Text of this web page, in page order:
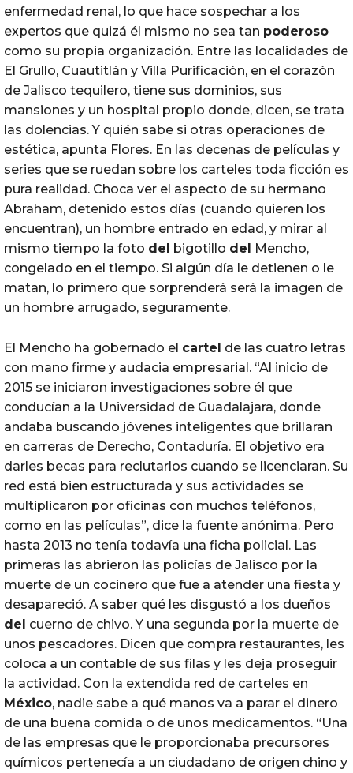
enfermedad renal, lo que hace sospechar a los
expertos que quizá él mismo no sea tan poderoso
como su propia organización. Entre las localidades de
El Grullo, Cuautitlán y Villa Purificación, en el corazón
de Jalisco tequilero, tiene sus dominios, sus
mansiones y un hospital propio donde, dicen, se trata
las dolencias. Y quién sabe si otras operaciones de
estética, apunta Flores. En las decenas de películas y
series que se ruedan sobre los carteles toda ficción es
pura realidad. Choca ver el aspecto de su hermano
Abraham, detenido estos días (cuando quieren los
encuentran), un hombre entrado en edad, y mirar al
mismo tiempo la foto del bigotillo del Mencho,
congelado en el tiempo. Si algún día le detienen o le
matan, lo primero que sorprenderá será la imagen de
un hombre arrugado, seguramente.
El Mencho ha gobernado el cartel de las cuatro letras
con mano firme y audacia empresarial. “Al inicio de
2015 se iniciaron investigaciones sobre él que
conducían a la Universidad de Guadalajara, donde
andaba buscando jóvenes inteligentes que brillaran
en carreras de Derecho, Contaduría. El objetivo era
darles becas para reclutarlos cuando se licenciaran. Su
red está bien estructurada y sus actividades se
multiplicaron por oficinas con muchos teléfonos,
como en las películas”, dice la fuente anónima. Pero
hasta 2013 no tenía todavía una ficha policial. Las
primeras las abrieron las policías de Jalisco por la
muerte de un cocinero que fue a atender una fiesta y
desapareció. A saber qué les disgustó a los dueños
del cuerno de chivo. Y una segunda por la muerte de
unos pescadores. Dicen que compra restaurantes, les
coloca a un contable de sus filas y les deja proseguir
la actividad. Con la extendida red de carteles en
México, nadie sabe a qué manos va a parar el dinero
de una buena comida o de unos medicamentos. “Una
de las empresas que le proporcionaba precursores
químicos pertenecía a un ciudadano de origen chino y